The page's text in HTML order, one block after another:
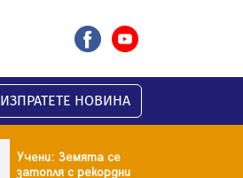
ИЗПРАТЕТЕ НОВИНА
Учени: Земята се
затопля с рекордни